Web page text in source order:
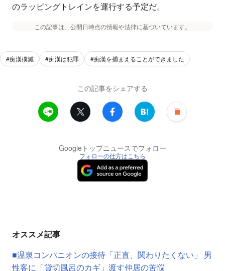
のラッピングトレインを運行する予定だ。
この記事は、公開日時点の情報や法律に基づいています。
#痴漢撲滅 #痴漢は犯罪 #痴漢を捕まえることができました
この記事をシェアする
Googleトップニュースでフォロー
フォローの仕方はこちら
オススメ記事
■温泉コンパニオンの接待「正直、関わりたくない」 男
性客に「貸切風呂のカギ」渡す仲居の苦悩